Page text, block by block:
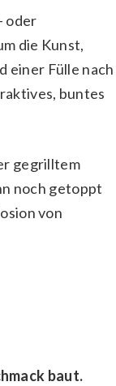
oder
die Kunst,
einer Fülle nach
buntes
gegrilltem
noch getoppt
von
baut.